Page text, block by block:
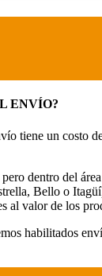
ENVÍO?
tiene un costo
pero dentro del
Bello o
al valor de los
habilitados